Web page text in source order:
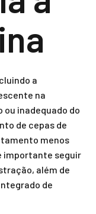
a
na
ou inadequado do
de cepas de
menos
importante seguir
além de
de